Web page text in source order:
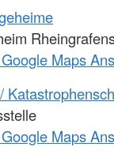
Maps
Maps